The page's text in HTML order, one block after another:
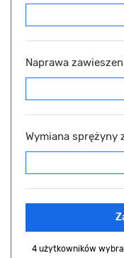
Naprawa
Wymiana sprężyny
4 użytkowników